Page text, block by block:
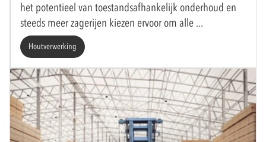
het potentieel van toestandsafhankelijk onderhoud en
steeds meer zagerijen kiezen ervoor om alle
Houtverwerking